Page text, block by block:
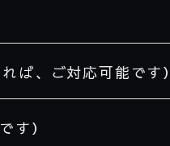
ば、ご対応可能です）
す）